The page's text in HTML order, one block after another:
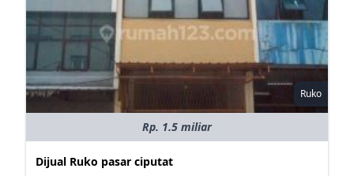
Ruko
Rp. 1.5 miliar
Dijual Ruko pasar ciputat